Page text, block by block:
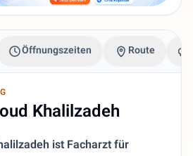
Öffnungszeiten Route
Khalilzadeh
ist Facharzt für